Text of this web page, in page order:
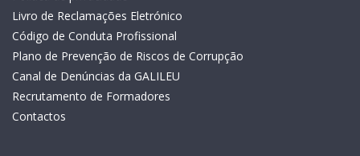
Livro de Reclamações Eletrónico
Código de Conduta Profissional
Plano de Prevenção de Riscos de Corrupção
Canal de Denúncias da GALILEU
Recrutamento de Formadores
Contactos